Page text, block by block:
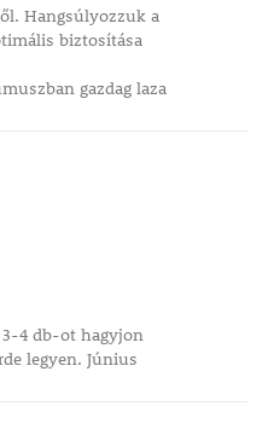
Hangsúlyozzuk a
biztosítása
gazdag laza
3-4 db-ot hagyjon
legyen. Június